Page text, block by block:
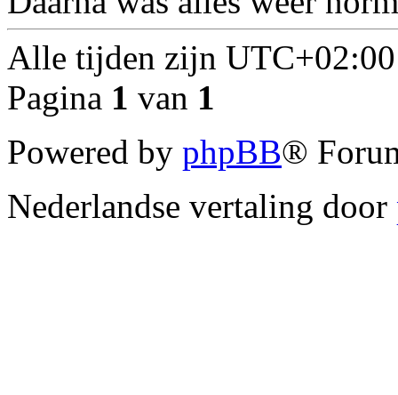
Alle tijden zijn UTC+02:00
Pagina 1 van 1
Powered by phpBB®
Nederlandse vertaling door